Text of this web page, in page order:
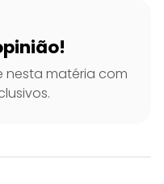
nesta matéria com